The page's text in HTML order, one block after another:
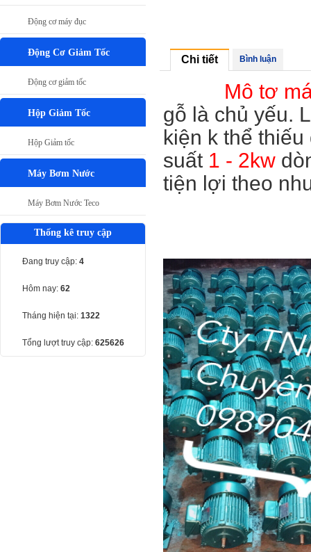
Động cơ máy đục
Động Cơ Giảm Tốc
Động cơ giảm tốc
Hộp Giảm Tốc
Hộp Giảm tốc
Máy Bơm Nước
Máy Bơm Nước Teco
Thống kê truy cập
Đang truy cập: 4
Hôm nay: 62
Tháng hiện tại: 1322
Tổng lượt truy cập: 625626
Chi tiết Bình luận
Mô tơ
gỗ là chủ yếu.
kiện k thể
suất 1 - 2kw
tiện lợi theo